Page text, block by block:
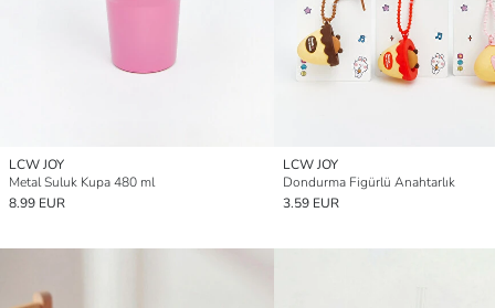
LCW JOY
Metal Suluk Kupa 480 ml
8.99 EUR
LCW JOY
Dondurma Figürlü Anahtarlık
3.59 EUR